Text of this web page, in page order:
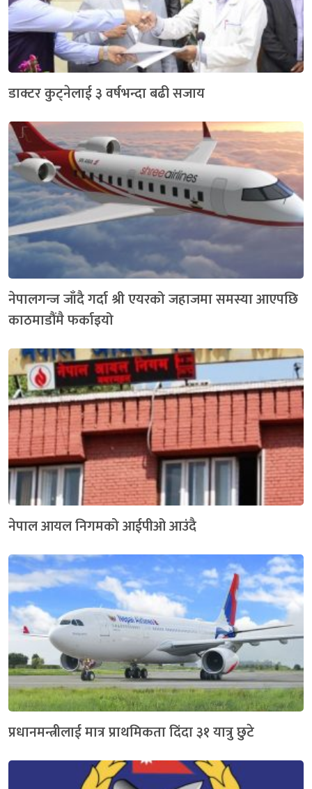
डाक्टर कुट्नेलाई ३ वर्षभन्दा बढी सजाय
नेपालगन्ज जाँदै गर्दा श्री एयरको जहाजमा समस्या आएपछि
काठमाडौंमै फर्काइयो
नेपाल आयल निगमको आईपीओ आउंदै
प्रधानमन्त्रीलाई मात्र प्राथमिकता दिंदा ३१ यात्रु छुटे